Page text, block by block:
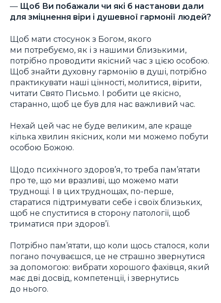
— Щоб Ви побажали чи які б настанови дали
для зміцнення віри і душевної гармонії людей?
Щоб мати стосунок з Богом, якого
ми потребуємо, як і з нашими близькими,
потрібно проводити якісний час з цією особою.
Щоб знайти духовну гармонію в душі, потрібно
практикувати наші цінності, молитися, вірити,
читати Свято Письмо. І робити це якісно,
старанно, щоб це був для нас важливий час.
Нехай цей час не буде великим, але краще
кілька хвилин якісних, коли ми можемо побути
особою Божою.
Щодо психічного здоров’я, то треба пам’ятати
про те, що ми вразливі, що можемо мати
труднощі. І в цих труднощах, по-перше,
старатися підтримувати себе і своїх близьких,
щоб не спуститися в сторону патології, щоб
триматися при здоров’ї.
Потрібно пам’ятати, що коли щось сталося, коли
погано почуваєшся, це не страшно звернутися
за допомогою: вибрати хорошого фахівця, який
має дві досвід, компетенції, і звернутись
до нього.